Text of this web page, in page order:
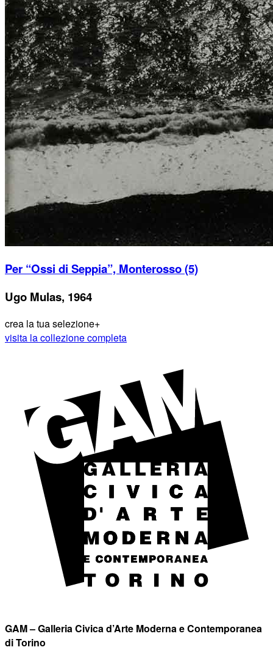
Per “Ossi di Seppia”, Monterosso (5)
Ugo Mulas, 1964
crea la tua selezione+
visita la collezione completa
GAM – Galleria Civica d’Arte Moderna e Contemporanea
di Torino